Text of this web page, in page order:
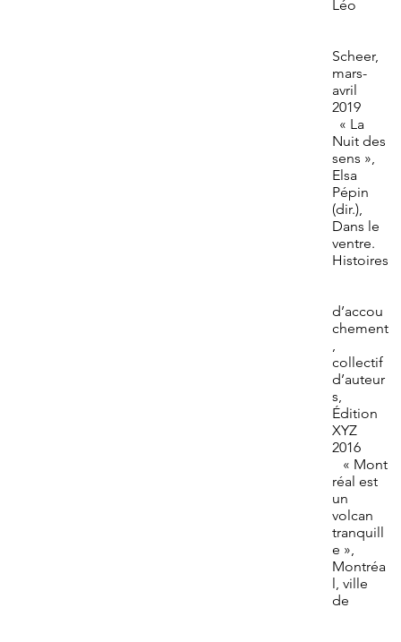
Léo
Scheer,
mars-
avril
2019
« La
Nuit des
sens »,
Elsa
Pépin
(dir.),
Dans le
ventre.
Histoires
d’accou
chement
,
collectif
d’auteur
s,
Édition
XYZ
2016
« Mont
réal est
un
volcan
tranquill
e »,
Montréa
l, ville
de